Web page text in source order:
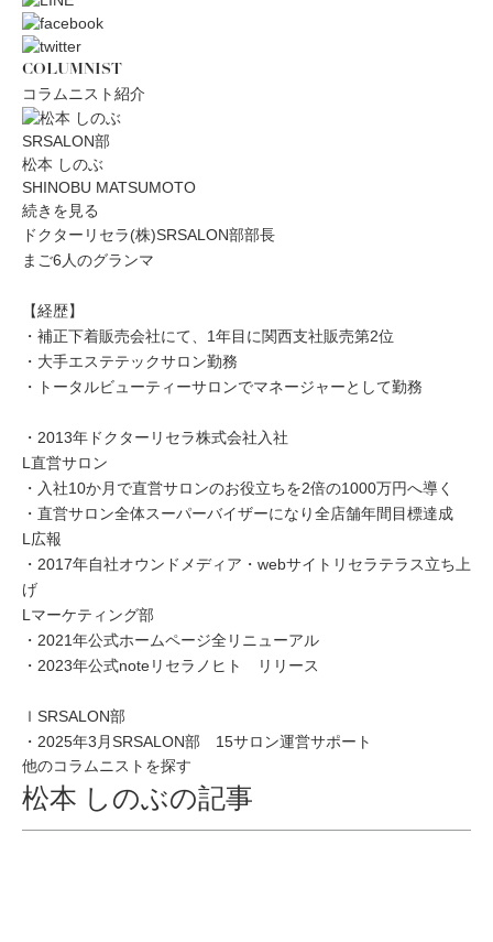
COLUMNIST
コラムニスト紹介
SRSALON部
松本 しのぶ
SHINOBU MATSUMOTO
続きを見る
ドクターリセラ(株)SRSALON部部長
まご6人のグランマ
【経歴】
・補正下着販売会社にて、1年目に関西支社販売第2位
・大手エステテックサロン勤務
・トータルビューティーサロンでマネージャーとして勤務
・2013年ドクターリセラ株式会社入社
L直営サロン
・入社10か月で直営サロンのお役立ちを2倍の1000万円へ導く
・直営サロン全体スーパーバイザーになり全店舗年間目標達成
L広報
・2017年自社オウンドメディア・webサイトリセラテラス立ち上
げ
Lマーケティング部
・2021年公式ホームページ全リニューアル
・2023年公式noteリセラノヒト リリース
ｌSRSALON部
・2025年3月SRSALON部 15サロン運営サポート
他のコラムニストを探す
松本 しのぶの記事